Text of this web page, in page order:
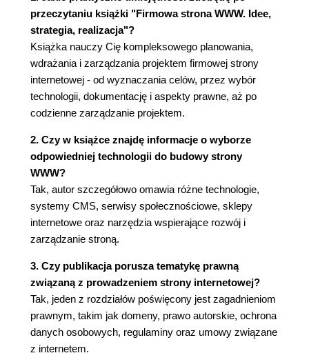
Zalety CMS-ów (71)
Tysiące CMS na świecie, co wybrać? (74)
CMS-owy detektyw (78)
Typy systemów CMS (78)
Popularne CMS (80)
LMS i LCMS (83)
Web 2.0 - serwis społecznościowy, wideo i
Serwis społecznościowy (social networking)
(90)
Wiki (93)
Sklepy internetowe (95)
Jak zostać e-sprzedawcą? (96)
Jakie funkcje powinien posiadać dobry sklep
internetowy? (96)
Gotowe rozwiązania do zastosowania w e-
commerce (99)
Sklepy, porównywarki cen a wyszukiwarki
(102)
przeczytaniu książki "Firmowa strona WWW. Idee,
strategia, realizacja"?
Książka nauczy Cię kompleksowego planowania,
wdrażania i zarządzania projektem firmowej strony
internetowej - od wyznaczania celów, przez wybór
technologii, dokumentację i aspekty prawne, aż po
codzienne zarządzanie projektem.
2. Czy w książce znajdę informacje o wyborze
odpowiedniej technologii do budowy strony
WWW?
Tak, autor szczegółowo omawia różne technologie,
systemy CMS, serwisy społecznościowe, sklepy
internetowe oraz narzędzia wspierające rozwój i
zarządzanie stroną.
3. Czy publikacja porusza tematykę prawną
związaną z prowadzeniem strony internetowej?
Tak, jeden z rozdziałów poświęcony jest zagadnieniom
prawnym, takim jak domeny, prawo autorskie, ochrona
danych osobowych, regulaminy oraz umowy związane
z internetem.